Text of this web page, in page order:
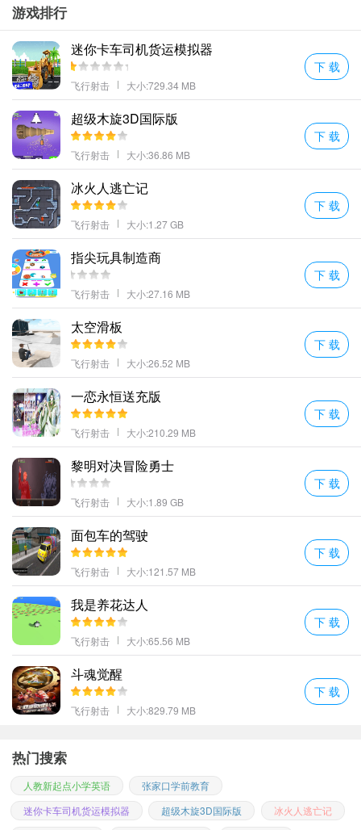
品等。确保拥有足够的资源可以帮助你在战斗中获胜。
7、RPG与休闲玩法的紧密结合酣畅冒险尽在指尖触控；
遗迹猎手无限编辑心得
点击右下角的武器可以使用我们在游戏中获得的材料来合成新的武
器。
RPG元素的养成机制装备与枪械的多样性满足个人收集欲望；
射击的操作方式相当的流畅各种战斗的特效都相当的精美搭配真实
的音效全方位带来极佳的体验。
多种不同的猎人类型各个猎人具有独特的数值和能力运用自己的方
式展开战斗挑战更多难关。
《遗迹猎人：叛军崛起》是一款以冒险和射击为主题的游戏。玩家
扮演一个名叫巴鲁的年轻首领带领各个部落对抗杜肯帝国夺回虚空
之石。
超多类型的武器选择大量的制作蓝图等待着你的发现制作出全新的
遗迹猎手无限特色
游戏中的一些难题需要玩家使用自己的思维能力来解决。通过合理
使用周围的环境和角色的能力可以解决这些难题并进一步进行游
戏。
大量的英雄角色能够选择拥有不同的武器和攻击方式;
多种像素射击武器等着你来解锁体验每一个的效果都不一样。
可以解锁各种不同的玩法不同地点的环境会很有特色挑战过程更加
精彩有趣；
更多好玩的手游，请持续关注顺发游戏网
游戏排行
迷你卡车司机货运模拟器
飞行射击 大小:729.34 MB
下 载
超级木旋3D国际版
飞行射击 大小:36.86 MB
下 载
冰火人逃亡记
飞行射击 大小:1.27 GB
下 载
指尖玩具制造商
飞行射击 大小:27.16 MB
下 载
太空滑板
飞行射击 大小:26.52 MB
下 载
一恋永恒送充版
飞行射击 大小:210.29 MB
下 载
黎明对决冒险勇士
飞行射击 大小:1.89 GB
下 载
面包车的驾驶
飞行射击 大小:121.57 MB
下 载
我是养花达人
飞行射击 大小:65.56 MB
下 载
斗魂觉醒
飞行射击 大小:829.79 MB
下 载
热门搜索
人教新起点小学英语
张家口学前教育
迷你卡车司机货运模拟器
超级木旋3D国际版
冰火人逃亡记